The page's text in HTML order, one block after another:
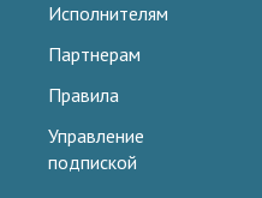
Исполнителям
Партнерам
Правила
Управление
подпиской